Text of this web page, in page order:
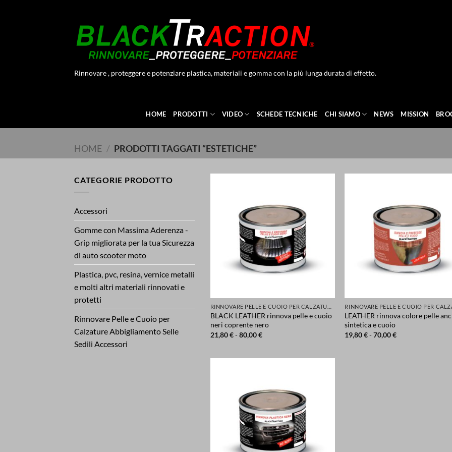
Rinnovare , proteggere e potenziare plastica, materiali e gomma con la più lunga durata di effetto.
HOME PRODOTTI VIDEO SCHEDE TECNICHE CHI SIAMO NEWS MISSION
HOME / PRODOTTI TAGGATI “ESTETICHE”
CATEGORIE PRODOTTO
Accessori
Gomme con Massima Aderenza -
Grip migliorata per la tua Sicurezza
di auto scooter moto
Plastica, pvc, resina, vernice metalli
e molti altri materiali rinnovati e
protetti
Rinnovare Pelle e Cuoio per
Calzature Abbigliamento Selle
Sedili Accessori
BLACK LEATHER rinnova pelle e cuoio
neri coprente nero
21,80€-80,00€Fascia
LEATHER rinnova colore pelle
sintetica e cuoio
19,80€ - 70,00€Fascia